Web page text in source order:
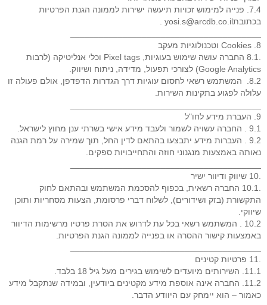
7.4. פנייה למימוש זכויות תיעשה ישירות לממונה הגנת הפרטיות
בכתובתyosi.s@arcdb.co.il .
8. Cookies וטכנולוגיות מעקב
.8.1 החברה עושה שימוש בעוגיות, Pixel tags וכלי אנליטיקה (לרבות
Google Analytics) לצורכי תפעול, מדידה, ניתוח ושיווק.
8.2. המשתמש רשאי לחסום עוגיות דרך הגדרות הדפדפן, אולם פעולה זו
עלולה לפגוע בתקינות השירות.
9. העברת מידע לחו"ל
9.1 . החברה עשויה לשמור ולעבד מידע אישי בשרתי ענן מחוץ לישראל.
9.2 . העברות מידע יתבצעו בהתאם לדין החל, תוך שמירה על רמת הגנה
נאותה באמצעות מנגנוני חוזה והתחייבויות ספקים.
.10.1 החברה רשאית, בכפוף להסכמת המשתמש ובהתאם לחוק
התקשורת (בזק ושידורים), לשלוח דברי פרסומת, הצעות מסחריות ותוכן
שיווקי.
10.2 . המשתמש רשאי בכל עת לדרוש את הסרת פרטיו מרשימות הדיוור
באמצעות קישור ההסרה או בפנייה לממונה הגנת הפרטיות.
11.1. השירותים מיועדים לשימוש בגירים מעל גיל 18 בלבד.
11.2. החברה אינה אוספת מידע מקטינים ביודעין, ובמידה שנתקבל מידע
כאמור – הוא יימחק עם היוודע הדבר.